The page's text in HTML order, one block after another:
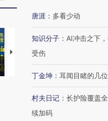
【推广】走进第四届链博
有意
唐涯 ： 多看少动
知识分子 ： AI冲击之下
受伤
丁金坤 ： 耳闻目睹的几
村夫日记 ： 长护险覆盖
续加码